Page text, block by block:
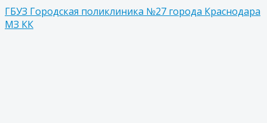
ГБУЗ Городская поликлиника №27 города Краснодара
МЗ КК